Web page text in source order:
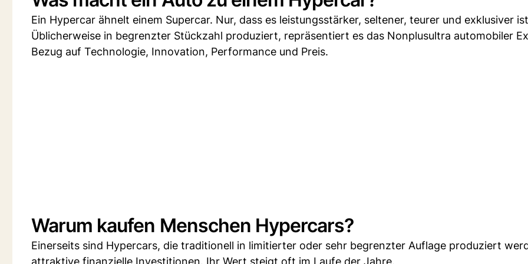
Ein Hypercar ähnelt einem Supercar. Nur, dass es leistungsstärker, seltener, teurer und exklusiver
Üblicherweise in begrenzter Stückzahl produziert, repräsentiert es das Nonplusultra automobiler
Bezug auf Technologie, Innovation, Performance und Preis.
Warum kaufen Menschen Hypercars?
Einerseits sind Hypercars, die traditionell in limitierter oder sehr begrenzter Auflage produziert
attraktive finanzielle Investitionen. Ihr Wert steigt oft im Laufe der Jahre.